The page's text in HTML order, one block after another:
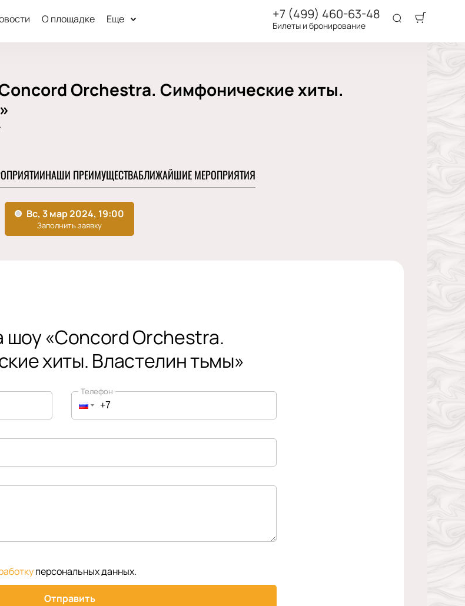
О площадке Еще +7 (499) 460-63-48
Билеты и бронирование
Orchestra. Симфонические хиты.
НАШИ ПРЕИМУЩЕСТВАБЛИЖАЙШИЕ МЕРОПРИЯТИЯ
шоу «Concord Orchestra.
хиты. Властелин тьмы»
Телефон
персональных данных.
Отправить